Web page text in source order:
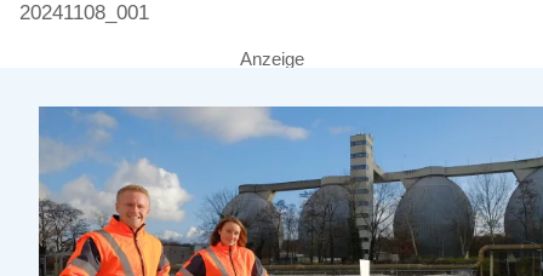
20241108_001
Anzeige